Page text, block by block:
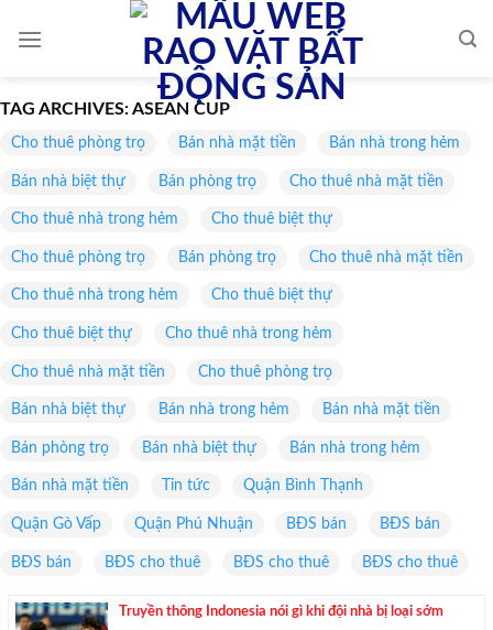
TAG ARCHIVES:ASEAN CUP
Cho thuê phòng trọ Bán nhà mặt tiền Bán nhà trong hẻm
Bán nhà biệt thự Bán phòng trọ Cho thuê nhà mặt tiền
Cho thuê nhà trong hẻm Cho thuê biệt thự
Cho thuê phòng trọ Bán phòng trọ Cho thuê nhà mặt tiền
Cho thuê nhà trong hẻm Cho thuê biệt thự
Cho thuê biệt thự Cho thuê nhà trong hẻm
Cho thuê nhà mặt tiền Cho thuê phòng trọ
Bán nhà biệt thự Bán nhà trong hẻm Bán nhà mặt tiền
Bán phòng trọ Bán nhà biệt thự Bán nhà trong hẻm
Bán nhà mặt tiền Tin tức Quận Bình Thạnh
Quận Gò Vấp Quận Phú Nhuận BĐS bán BĐS bán
BĐS bán BĐS cho thuê BĐS cho thuê BĐS cho thuê
Truyền thông Indonesia nói gì khi đội nhà bị loại sớm